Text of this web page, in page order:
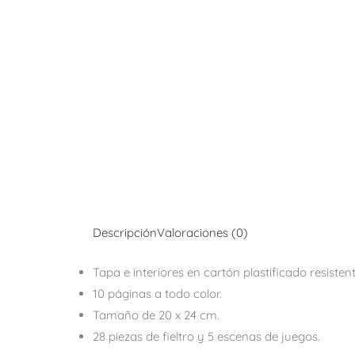
DescripciónValoraciones (0)
Tapa e interiores en cartón plastificado
10 páginas a todo color.
Tamaño de 20 x 24 cm.
28 piezas de fieltro y 5 escenas de juegos.